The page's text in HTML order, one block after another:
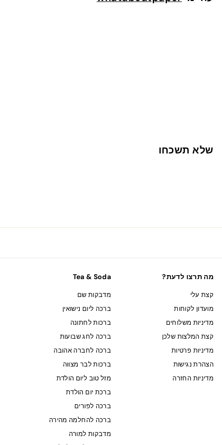
"
שלא תשכחו
מה תרצו לדעת?
קצת עלי
מועדון לקוחות
מדיניות משלוחים
קצת המלצות שלכן
מדיניות פרטיות
הצהרת נגישות
מדיניות החזרה
Tea & Soda
מדבקות שם
ברכה ליום נישואין
ברכות לחתונה
ברכה לחג שבועות
ברכה לחברה אהובה
ברכות לבר מצווה
מזל טוב ליום הולדת
ברכת יום הולדת
ברכה לפורים
ברכה להחלמה מהירה
מדבקות למורה